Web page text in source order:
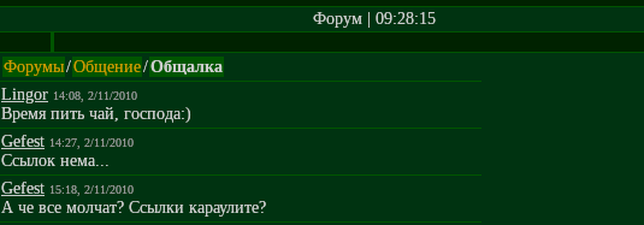
Форум | 09:28:15
Форумы/Общение/Общалка
Lingor 14:08, 2/11/2010
Время пить чай, господа:)
Gefest 14:27, 2/11/2010
Ссылок нема...
Gefest 15:18, 2/11/2010
А че все молчат? Ссылки караулите?